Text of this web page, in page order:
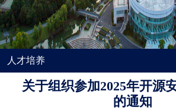
人才培养
关于组织参加2025年开源
的通知